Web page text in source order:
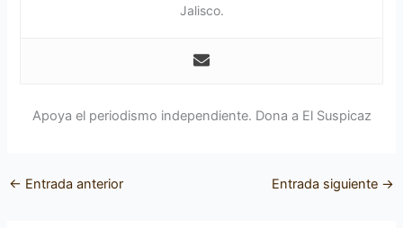
Jalisco.
Apoya el periodismo independiente. Dona a El Suspicaz
← Entrada anterior Entrada siguiente →